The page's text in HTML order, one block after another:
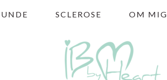
SCLEROSE OM MIG